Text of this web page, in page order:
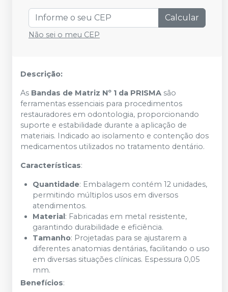
Calcular
Não sei o meu CEP
Descrição:
As Bandas de Matriz Nº 1 da PRISMA são
ferramentas essenciais para procedimentos
restauradores em odontologia, proporcionando
suporte e estabilidade durante a aplicação de
materiais. Indicado ao isolamento e contenção dos
medicamentos utilizados no tratamento dentário.
Características:
Quantidade: Embalagem contém 12 unidades,
permitindo múltiplos usos em diversos
atendimentos.
Material: Fabricadas em metal resistente,
garantindo durabilidade e eficiência.
Tamanho: Projetadas para se ajustarem a
diferentes anatomias dentárias, facilitando o uso
em diversas situações clínicas. Espessura 0,05
mm.
Benefícios: